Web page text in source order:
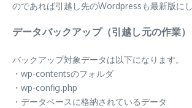
のであれば引越し先のWordpressも最新版に
データバックアップ（引越し元の作業）
バックアップ対象データは以下になります。
・wp-contentsのフォルダ
・wp-config.php
・データベースに格納されているデータ